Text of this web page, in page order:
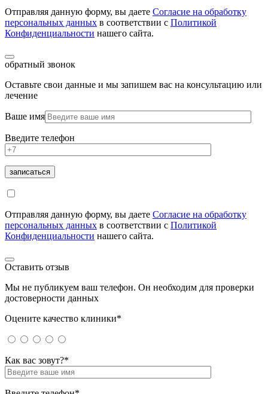
Отправляя данную форму, вы даете Согласие на обработку
персональных данных в соответствии с Политикой
Конфиденциальности нашего сайта.
обратный звонок
Оставьте свои данные и мы запишем вас на консультацию или
лечение
Ваше имя
Введите телефон
Отправляя данную форму, вы даете Согласие на обработку
персональных данных в соответствии с Политикой
Конфиденциальности нашего сайта.
Оставить отзыв
Мы не публикуем ваш телефон. Он необходим для проверки
достоверности данных
Оцените качество клиники*
Как вас зовут?*